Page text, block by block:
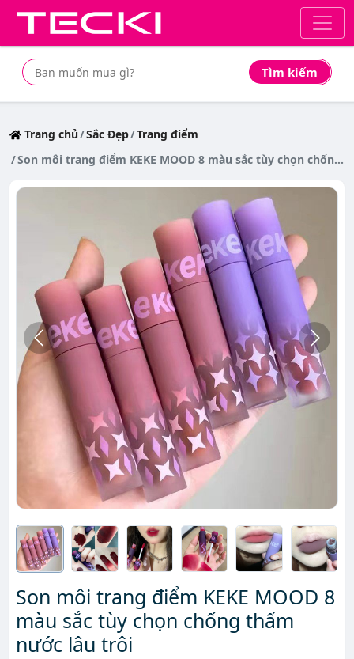
Tìm kiếm
Tìm mua sản phẩm giá rẻ nhất
Trang chủ Sắc Đẹp Trang điểm
Son môi trang điểm KEKE MOOD 8 màu sắc tùy chọn chống thấm nước lâu trôi
Son môi trang điểm KEKE MOOD 8
màu sắc tùy chọn chống thấm
nước lâu trôi